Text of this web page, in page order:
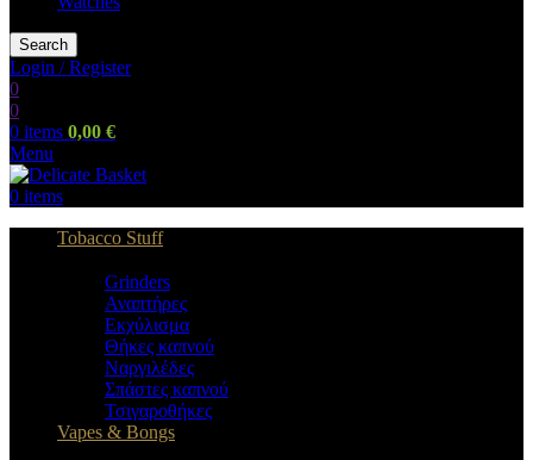
Search
Login / Register
0
0
0 items 0,00 €
Menu
0 items
Tobacco Stuff
Grinders
Αναπτήρες
Εκχύλισμα
Θήκες καπνού
Ναργιλέδες
Σπάστες καπνού
Τσιγαροθήκες
Vapes & Bongs